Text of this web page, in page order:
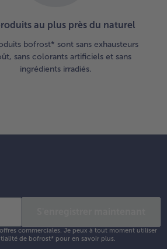
au plus près du naturel
bofrost* sont sans exhausteurs
sans colorants artificiels et sans
ingrédients irradiés.
commerciales. Je peux à tout moment utiliser
de bofrost* pour en savoir plus.